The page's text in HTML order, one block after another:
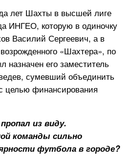
лет Шахты в высшей лиге
ИНГЕО, которую в одиночку
Василий Сергеевич, а в
«Шахтера», по
назначен его заместитель
сумевший объединить
целью финансирования
из виду.
команды сильно
футбола в городе?